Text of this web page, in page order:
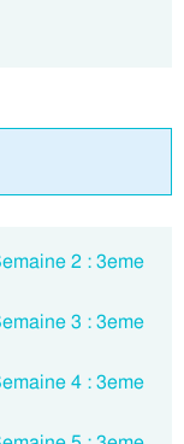
2 : 3eme
3 : 3eme
4 : 3eme